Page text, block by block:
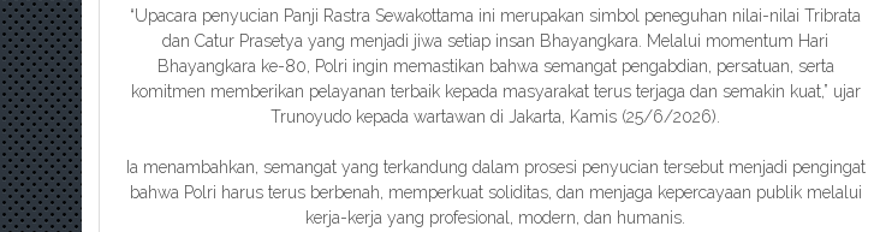
“Upacara penyucian Panji Rastra Sewakottama ini merupakan simbol peneguhan nilai-nilai Tribrata
dan Catur Prasetya yang menjadi jiwa setiap insan Bhayangkara. Melalui momentum Hari
Bhayangkara ke-80, Polri ingin memastikan bahwa semangat pengabdian, persatuan, serta
komitmen memberikan pelayanan terbaik kepada masyarakat terus terjaga dan semakin kuat,” ujar
Trunoyudo kepada wartawan di Jakarta, Kamis (25/6/2026).
Ia menambahkan, semangat yang terkandung dalam prosesi penyucian tersebut menjadi pengingat
bahwa Polri harus terus berbenah, memperkuat soliditas, dan menjaga kepercayaan publik melalui
kerja-kerja yang profesional, modern, dan humanis.